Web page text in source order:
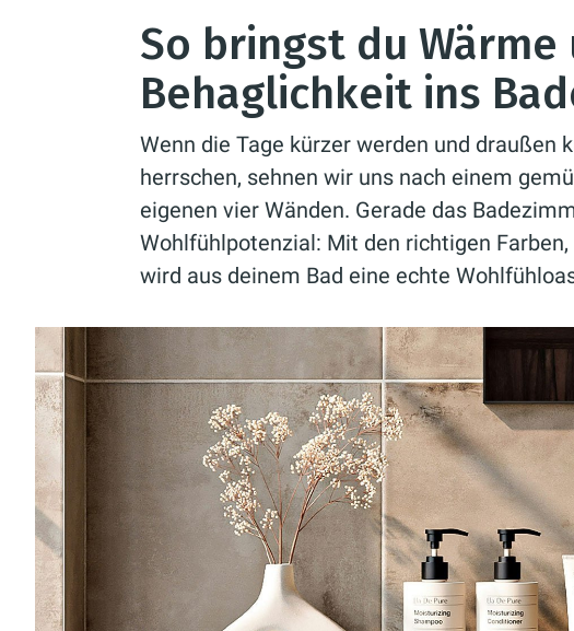
So bringst du Wärme
Behaglichkeit ins
Wenn die Tage kürzer werden und draußen
herrschen, sehnen wir uns nach einem
eigenen vier Wänden. Gerade das
Wohlfühlpotenzial: Mit den richtigen
wird aus deinem Bad eine echte